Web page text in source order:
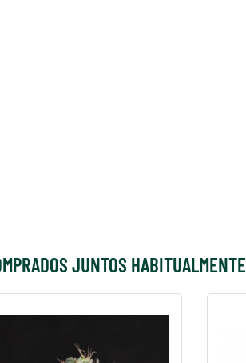
JUNTOS HABITUALMENTE